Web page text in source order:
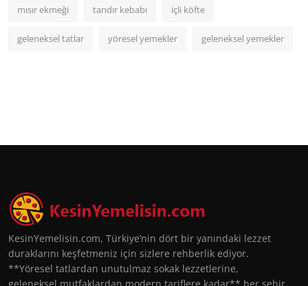
mısır ekmeği tandır kebabı içli köfte
geleneksel tatlar yöresel yemekler geleneksel yemekler
KesinYemelisin.com, Türkiye’nin dört bir yanındaki lezzet
duraklarını keşfetmeniz için sizlere rehberlik ediyor.
**Yöresel tatlardan unutulmaz sokak lezzetlerine,